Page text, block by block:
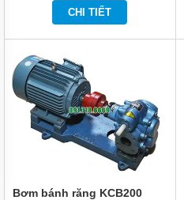
KHÍ
NÉN
MÁY
CHI TIẾT
Bơm bánh răng KCB200